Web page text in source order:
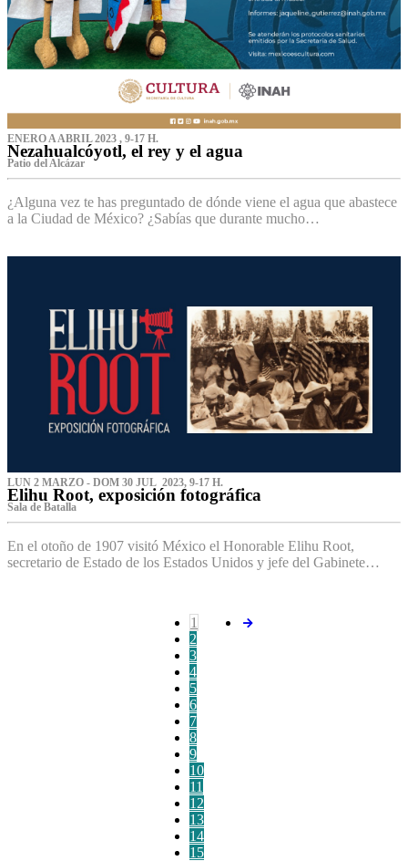
ENERO A ABRIL 2023 , 9-17 H.
Nezahualcóyotl, el rey y el agua
Patio del Alcázar
¿Alguna vez te has preguntado de dónde viene el agua que abastece
a la Ciudad de México? ¿Sabías que durante mucho…
LUN 2 MARZO - DOM 30 JUL 2023, 9-17 H.
Elihu Root, exposición fotográfica
Sala de Batalla
En el otoño de 1907 visitó México el Honorable Elihu Root,
secretario de Estado de los Estados Unidos y jefe del Gabinete…
1
2
3
4
5
6
7
8
9
10
11
12
13
14
15